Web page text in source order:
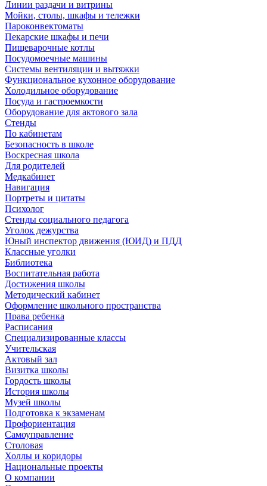
Линии раздачи и витрины
Мойки, столы, шкафы и тележки
Пароконвектоматы
Пекарские шкафы и печи
Пищеварочные котлы
Посудомоечные машины
Системы вентиляции и вытяжки
Функциональное кухонное оборудование
Холодильное оборудование
Посуда и гастроемкости
Оборудование для актового зала
Стенды
По кабинетам
Безопасность в школе
Воскресная школа
Для родителей
Медкабинет
Навигация
Портреты и цитаты
Психолог
Стенды социального педагога
Уголок дежурства
Юный инспектор движения (ЮИД) и ПДД
Классные уголки
Библиотека
Воспитательная работа
Достижения школы
Методический кабинет
Оформление школьного пространства
Права ребенка
Расписания
Специализированные классы
Учительская
Актовый зал
Визитка школы
Гордость школы
История школы
Музей школы
Подготовка к экзаменам
Профориентация
Самоуправление
Столовая
Холлы и коридоры
Национальные проекты
О компании